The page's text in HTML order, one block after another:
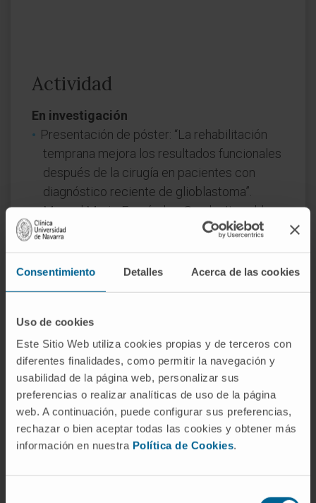
Consentimiento Detalles Acerca de las cookies
Uso de cookies
Este Sitio Web utiliza cookies propias y de terceros con
diferentes finalidades, como permitir la navegación y
usabilidad de la página web, personalizar sus
preferencias o realizar analíticas de uso de la página
web. A continuación, puede configurar sus preferencias,
rechazar o bien aceptar todas las cookies y obtener más
información en nuestra Política de Cookies.
Actividad
En investigación
Presentación de póster: “La rehabilitación
temprana mejora los resultados funcionales
después de la cirugía en pacientes con
diagnóstico reciente de glioblastoma”.
Manuel Murie-Fernández, Sandra Iturralde,
Tania Iriarte, Milagros Casado. XII Jornadas
Neurorrehabilitación, Valencia 20
tras una hemorragia intracraneal obtiene
buenos resultados funcionales aunque no se
observen cambios significativos en
neuroimagen”. Manuel Murie-Fernández,
Cristina Treviño Peinado, Sandra Iturralde,
Tania Iriarte, Milagros Casado. XI Jornadas
de la Sociedad Española de
Noviembre de 2013.